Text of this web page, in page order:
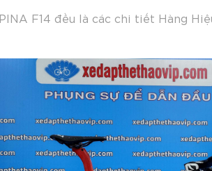
F14 đều là các chi tiết Hàng